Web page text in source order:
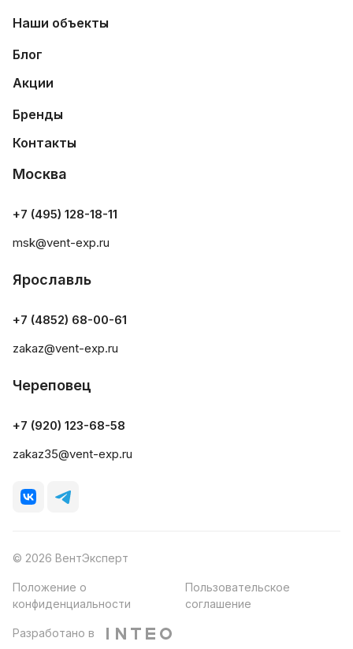
Наши объекты
Блог
Акции
Бренды
Контакты
Москва
+7 (495) 128-18-11
msk@vent-exp.ru
Ярославль
+7 (4852) 68-00-61
zakaz@vent-exp.ru
Череповец
+7 (920) 123-68-58
zakaz35@vent-exp.ru
© 2026 ВентЭксперт
Положение о
конфиденциальности
Пользовательское
соглашение
Разработано в